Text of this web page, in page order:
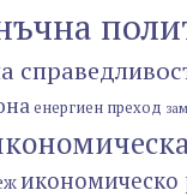
енергиен преход
икономическо